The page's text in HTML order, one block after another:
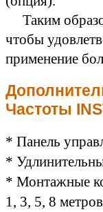
Таким
чтобы
применение
Частоты
* Панель
*
* Монтажные
1, 3, 5, 8